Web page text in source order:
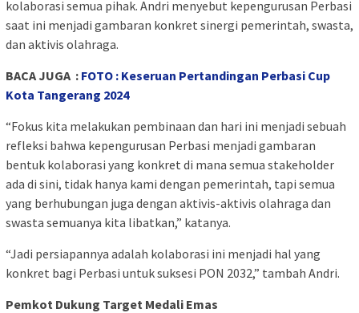
kolaborasi semua pihak. Andri menyebut kepengurusan Perbasi
saat ini menjadi gambaran konkret sinergi pemerintah, swasta,
dan aktivis olahraga.
BACA JUGA : FOTO : Keseruan Pertandingan Perbasi Cup
Kota Tangerang 2024
“Fokus kita melakukan pembinaan dan hari ini menjadi sebuah
refleksi bahwa kepengurusan Perbasi menjadi gambaran
bentuk kolaborasi yang konkret di mana semua stakeholder
ada di sini, tidak hanya kami dengan pemerintah, tapi semua
yang berhubungan juga dengan aktivis-aktivis olahraga dan
swasta semuanya kita libatkan,” katanya.
“Jadi persiapannya adalah kolaborasi ini menjadi hal yang
konkret bagi Perbasi untuk suksesi PON 2032,” tambah Andri.
Pemkot Dukung Target Medali Emas